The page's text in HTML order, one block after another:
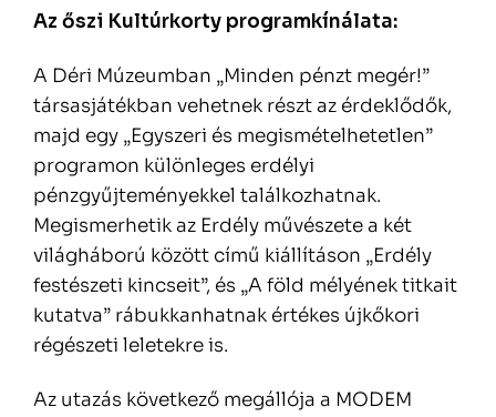
Az őszi Kultúrkorty programkínálata:
A Déri Múzeumban „Minden pénzt megér!”
társasjátékban vehetnek részt az érdeklődők,
majd egy „Egyszeri és megismételhetetlen”
programon különleges erdélyi
pénzgyűjteményekkel találkozhatnak.
Megismerhetik az Erdély művészete a két
világháború között című kiállításon „Erdély
festészeti kincseit”, és „A föld mélyének titkait
kutatva” rábukkanhatnak értékes újkőkori
régészeti leletekre is.
Az utazás következő megállója a MODEM